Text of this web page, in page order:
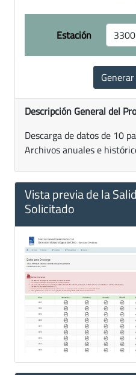
Estación
Descripción General del
Descarga de datos de 10
Archivos anuales e
Vista previa de la
Solicitado